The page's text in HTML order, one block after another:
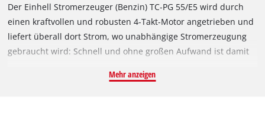
Der Einhell Stromerzeuger (Benzin) TC-PG 55/E5 wird durch
einen kraftvollen und robusten 4-Takt-Motor angetrieben und
liefert überall dort Strom, wo unabhängige Stromerzeugung
gebraucht wird: Schnell und ohne großen Aufwand ist damit
Camping, in Werkstätten, Garagen oder auch für den Urlaub
Mehr anzeigen